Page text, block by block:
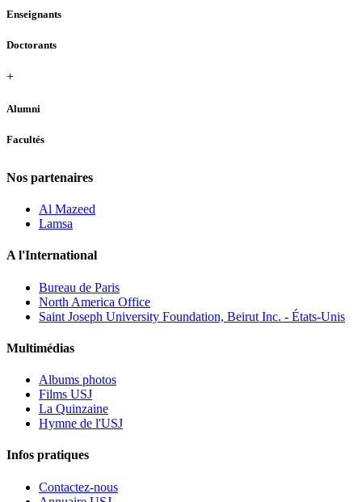
Enseignants
Doctorants
+
Alumni
Facultés
Nos partenaires
Al Mazeed
Lamsa
A l'International
Bureau de Paris
North America Office
Saint Joseph University Foundation, Beirut Inc. - États-Unis
Multimédias
Albums photos
Films USJ
La Quinzaine
Hymne de l'USJ
Infos pratiques
Contactez-nous